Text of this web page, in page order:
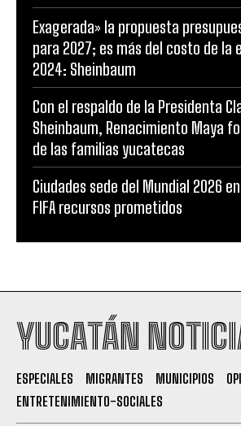
Exagerada» la propuesta
para 2027; es más del costo de la
2024: Sheinbaum
Con el respaldo de la Presidenta
Sheinbaum, Renacimiento Maya
de las familias yucatecas
Ciudades sede del Mundial 2026
FIFA recursos prometidos
YUCATÁN
ESPECIALES MIGRANTES MUNICIPIOS
ENTRETENIMIENTO-SOCIALES